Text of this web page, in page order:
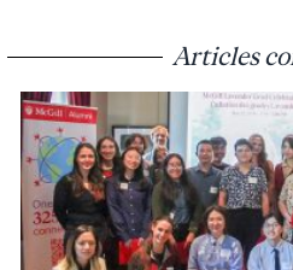
Articles